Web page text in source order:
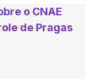
o CNAE
de Pragas